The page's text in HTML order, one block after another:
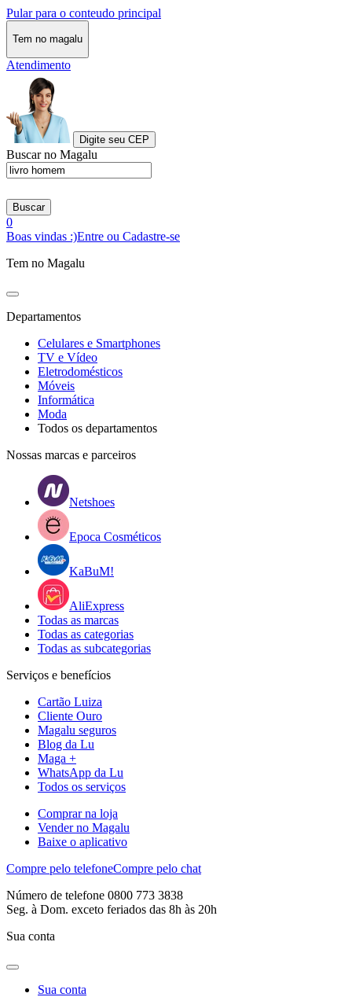
Pular para o conteudo principal
Tem no magalu
Atendimento
Digite seu CEP
Buscar no Magalu
Buscar
0
Boas vindas :)Entre ou Cadastre-se
Tem no Magalu
Departamentos
Celulares e Smartphones
TV e Vídeo
Eletrodomésticos
Móveis
Informática
Moda
Todos os departamentos
Nossas marcas e parceiros
Netshoes
Epoca Cosméticos
KaBuM!
AliExpress
Todas as marcas
Todas as categorias
Todas as subcategorias
Serviços e benefícios
Cartão Luiza
Cliente Ouro
Magalu seguros
Blog da Lu
Maga +
WhatsApp da Lu
Todos os serviços
Comprar na loja
Vender no Magalu
Baixe o aplicativo
Compre pelo telefoneCompre pelo chat
Número de telefone 0800 773 3838
Seg. à Dom. exceto feriados das 8h às 20h
Sua conta
Sua conta